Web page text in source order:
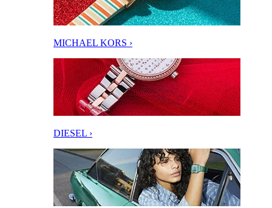
MICHAEL KORS ›
DIESEL ›